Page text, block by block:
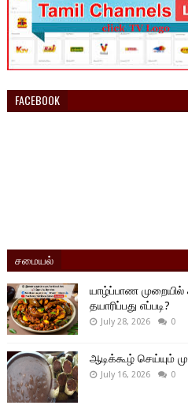
FACEBOOK
சமையல்
யாழ்ப்பாண முறையில்
தயாரிப்பது எப்படி?
July 28, 2026 0
ஆடிக்கூழ் செய்யும்
July 16, 2026 0